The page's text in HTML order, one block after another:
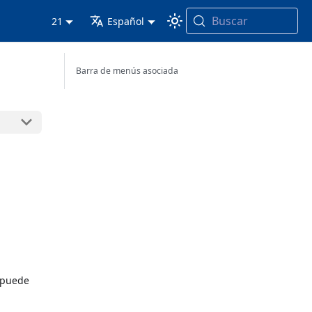
21 Español Buscar
Barra de menús asociada